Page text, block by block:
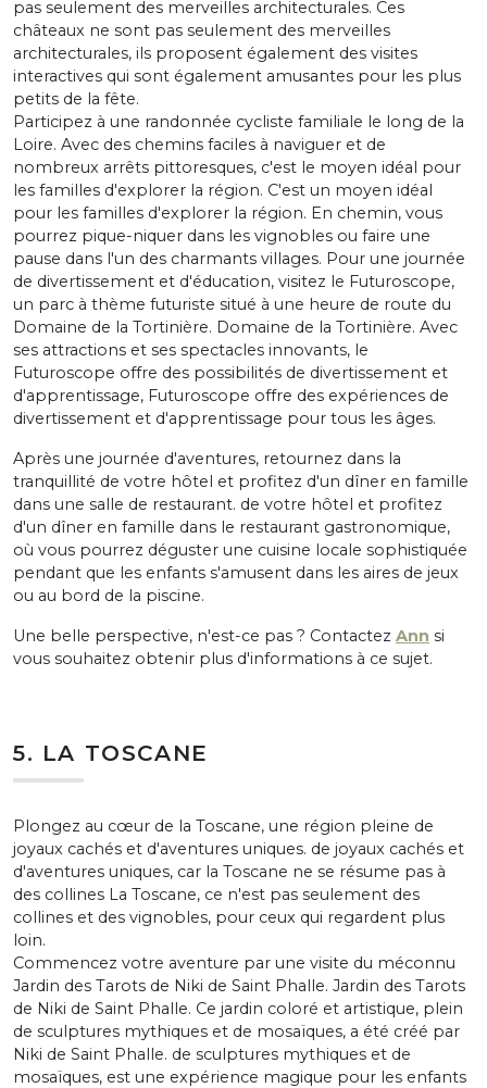
pas seulement des merveilles architecturales. Ces
châteaux ne sont pas seulement des merveilles
architecturales, ils proposent également des visites
interactives qui sont également amusantes pour les plus
petits de la fête.
Participez à une randonnée cycliste familiale le long de la
Loire. Avec des chemins faciles à naviguer et de
nombreux arrêts pittoresques, c'est le moyen idéal pour
les familles d'explorer la région. C'est un moyen idéal
pour les familles d'explorer la région. En chemin, vous
pourrez pique-niquer dans les vignobles ou faire une
pause dans l'un des charmants villages. Pour une journée
de divertissement et d'éducation, visitez le Futuroscope,
un parc à thème futuriste situé à une heure de route du
Domaine de la Tortinière. Domaine de la Tortinière. Avec
ses attractions et ses spectacles innovants, le
Futuroscope offre des possibilités de divertissement et
d'apprentissage, Futuroscope offre des expériences de
divertissement et d'apprentissage pour tous les âges.
Après une journée d'aventures, retournez dans la
tranquillité de votre hôtel et profitez d'un dîner en famille
dans une salle de restaurant. de votre hôtel et profitez
d'un dîner en famille dans le restaurant gastronomique,
où vous pourrez déguster une cuisine locale sophistiquée
pendant que les enfants s'amusent dans les aires de jeux
ou au bord de la piscine.
Une belle perspective, n'est-ce pas ? Contactez Ann si
vous souhaitez obtenir plus d'informations à ce sujet.
5. LA TOSCANE
Plongez au cœur de la Toscane, une région pleine de
joyaux cachés et d'aventures uniques. de joyaux cachés et
d'aventures uniques, car la Toscane ne se résume pas à
des collines La Toscane, ce n'est pas seulement des
collines et des vignobles, pour ceux qui regardent plus
loin.
Commencez votre aventure par une visite du méconnu
Jardin des Tarots de Niki de Saint Phalle. Jardin des Tarots
de Niki de Saint Phalle. Ce jardin coloré et artistique, plein
de sculptures mythiques et de mosaïques, a été créé par
Niki de Saint Phalle. de sculptures mythiques et de
mosaïques, est une expérience magique pour les enfants